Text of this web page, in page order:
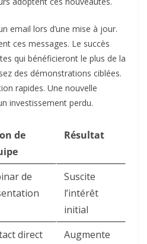
email lors d’une mise à jour.
ces messages. Le succès
qui bénéficieront le plus de la
des démonstrations ciblées.
rapides. Une nouvelle
investissement perdu.
de
Résultat
de
Suscite
l’intérêt
initial
direct
Augmente